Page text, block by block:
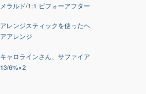
メラルド/1:1 ビフォーアフター
アレンジスティックを使ったヘ
アアレンジ
キャロラインさん、サファイア
13/6%×2